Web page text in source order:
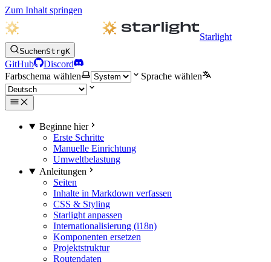
Zum Inhalt springen
Starlight
SuchenStrgK
GitHub
Discord
Farbschema wählen
Sprache wählen
Beginne hier
Erste Schritte
Manuelle Einrichtung
Umweltbelastung
Anleitungen
Seiten
Inhalte in Markdown verfassen
CSS & Styling
Starlight anpassen
Internationalisierung (i18n)
Komponenten ersetzen
Projektstruktur
Routendaten